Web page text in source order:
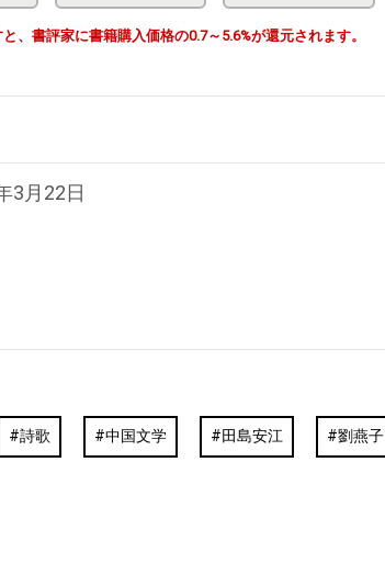
、書評家に書籍購入価格の0.7～5.6%が還元されます。
3月22日
詩歌 中国文学 田島安江 劉燕子